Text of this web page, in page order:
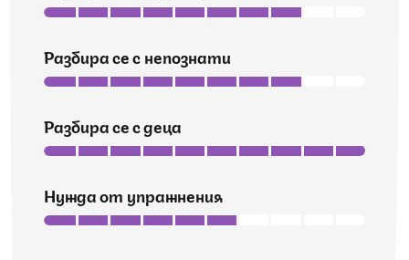
Разбира се с непознати
Разбира се с деца
Нужда от упражнения